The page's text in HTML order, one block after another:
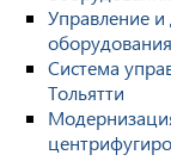
Управление
Система
Тольятти